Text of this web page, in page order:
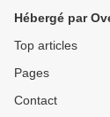
Hébergé par
Top articles
Pages
Contact